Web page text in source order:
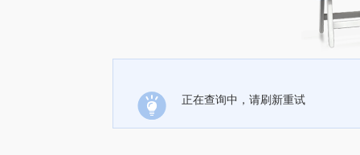
正在查询中，请刷新重试